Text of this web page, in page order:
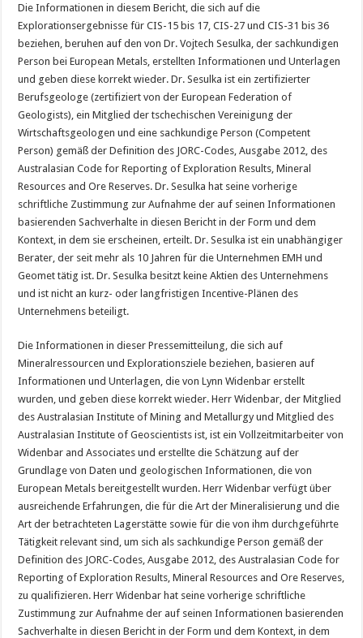
Die Informationen in diesem Bericht, die sich auf die
Explorationsergebnisse für CIS-15 bis 17, CIS-27 und CIS-31 bis 36
beziehen, beruhen auf den von Dr. Vojtech Sesulka, der sachkundigen
Person bei European Metals, erstellten Informationen und Unterlagen
und geben diese korrekt wieder. Dr. Sesulka ist ein zertifizierter
Berufsgeologe (zertifiziert von der European Federation of
Geologists), ein Mitglied der tschechischen Vereinigung der
Wirtschaftsgeologen und eine sachkundige Person (Competent
Person) gemäß der Definition des JORC-Codes, Ausgabe 2012, des
Australasian Code for Reporting of Exploration Results, Mineral
Resources and Ore Reserves. Dr. Sesulka hat seine vorherige
schriftliche Zustimmung zur Aufnahme der auf seinen Informationen
basierenden Sachverhalte in diesen Bericht in der Form und dem
Kontext, in dem sie erscheinen, erteilt. Dr. Sesulka ist ein unabhängiger
Berater, der seit mehr als 10 Jahren für die Unternehmen EMH und
Geomet tätig ist. Dr. Sesulka besitzt keine Aktien des Unternehmens
und ist nicht an kurz- oder langfristigen Incentive-Plänen des
Unternehmens beteiligt.
Die Informationen in dieser Pressemitteilung, die sich auf
Mineralressourcen und Explorationsziele beziehen, basieren auf
Informationen und Unterlagen, die von Lynn Widenbar erstellt
wurden, und geben diese korrekt wieder. Herr Widenbar, der Mitglied
des Australasian Institute of Mining and Metallurgy und Mitglied des
Australasian Institute of Geoscientists ist, ist ein Vollzeitmitarbeiter von
Widenbar and Associates und erstellte die Schätzung auf der
Grundlage von Daten und geologischen Informationen, die von
European Metals bereitgestellt wurden. Herr Widenbar verfügt über
ausreichende Erfahrungen, die für die Art der Mineralisierung und die
Art der betrachteten Lagerstätte sowie für die von ihm durchgeführte
Tätigkeit relevant sind, um sich als sachkundige Person gemäß der
Definition des JORC-Codes, Ausgabe 2012, des Australasian Code for
Reporting of Exploration Results, Mineral Resources and Ore Reserves,
zu qualifizieren. Herr Widenbar hat seine vorherige schriftliche
Zustimmung zur Aufnahme der auf seinen Informationen basierenden
Sachverhalte in diesen Bericht in der Form und dem Kontext, in dem